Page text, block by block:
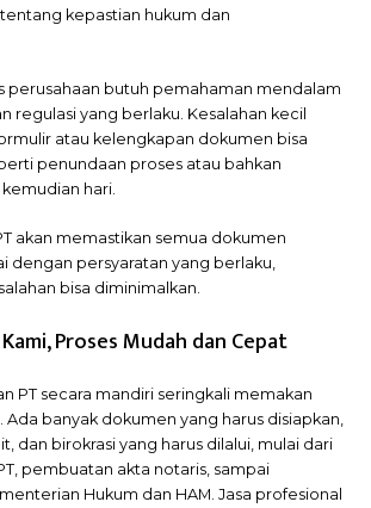
kepastian hukum dan
perusahaan butuh pemahaman mendalam
regulasi yang berlaku. Kesalahan kecil
atau kelengkapan dokumen bisa
penundaan proses atau bahkan
hari.
akan memastikan semua dokumen
dengan persyaratan yang berlaku,
bisa diminimalkan.
Proses Mudah dan Cepat
PT secara mandiri seringkali memakan
banyak dokumen yang harus disiapkan,
dan birokrasi yang harus dilalui, mulai dari
pembuatan akta notaris, sampai
Hukum dan HAM. Jasa profesional